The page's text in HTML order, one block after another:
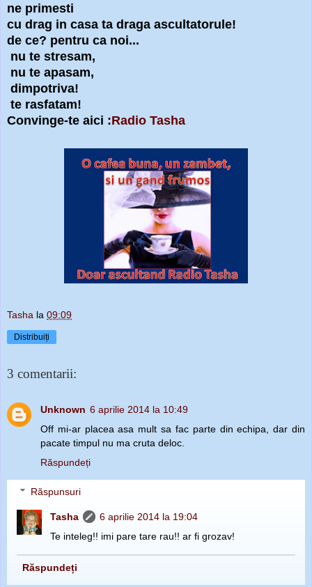
ne primesti
cu drag in casa ta draga ascultatorule!
de ce? pentru ca noi...
nu te stresam,
nu te apasam,
dimpotriva!
te rasfatam!
Convinge-te aici :Radio Tasha
Tasha la 09:09
Distribuiți
3 comentarii:
Unknown 6 aprilie 2014 la 10:49
Off mi-ar placea asa mult sa fac parte din echipa, dar din
pacate timpul nu ma cruta deloc.
Răspundeți
Răspunsuri
Tasha
6 aprilie 2014 la 19:04
Te inteleg!! imi pare tare rau!! ar fi grozav!
Răspundeți